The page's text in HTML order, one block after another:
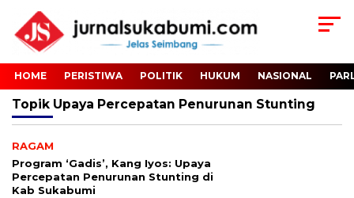
HOME PERISTIWA POLITIK HUKUM NASIONAL
Topik Upaya Percepatan Penurunan Stunting
RAGAM
Program ‘Gadis’, Kang Iyos: Upaya
Percepatan Penurunan Stunting di
Kab Sukabumi